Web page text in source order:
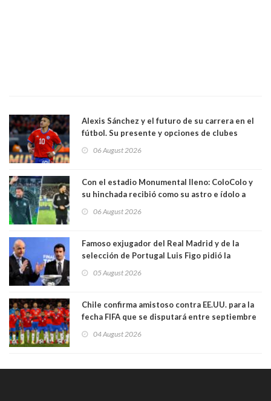
Alexis Sánchez y el futuro de su carrera en el
fútbol. Su presente y opciones de clubes
06 August 2026
Con el estadio Monumental lleno: ColoColo y
su hinchada recibió como su astro e ídolo a
06 August 2026
Famoso exjugador del Real Madrid y de la
selección de Portugal Luis Figo pidió la
comportamiento más bajo y cobarde que he
05 August 2026
Chile confirma amistoso contra EE.UU. para la
fecha FIFA que se disputará entre septiembre
04 August 2026